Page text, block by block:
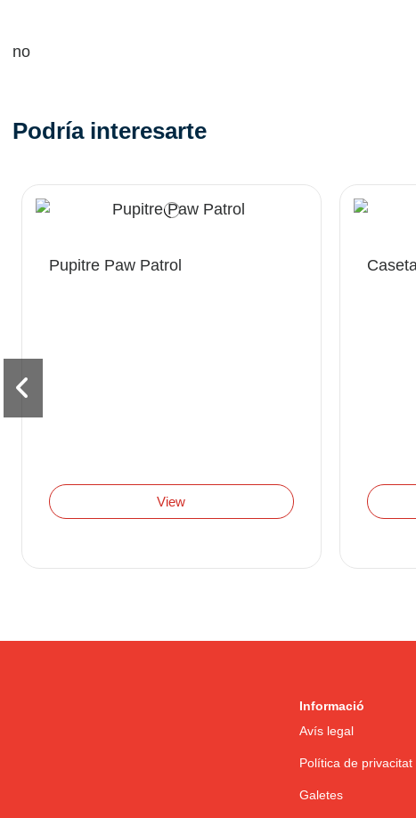
no
Podría interesarte
Pupitre Paw Patrol
View
Informació
Avís legal
Política de privacitat
Galetes